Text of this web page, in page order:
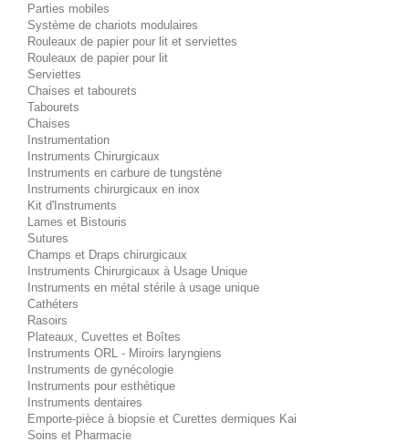
Parties mobiles
Système de chariots modulaires
Rouleaux de papier pour lit et serviettes
Rouleaux de papier pour lit
Serviettes
Chaises et tabourets
Tabourets
Chaises
Instrumentation
Instruments Chirurgicaux
Instruments en carbure de tungstène
Instruments chirurgicaux en inox
Kit d'Instruments
Lames et Bistouris
Sutures
Champs et Draps chirurgicaux
Instruments Chirurgicaux à Usage Unique
Instruments en métal stérile à usage unique
Cathéters
Rasoirs
Plateaux, Cuvettes et Boîtes
Instruments ORL - Miroirs laryngiens
Instruments de gynécologie
Instruments pour esthétique
Instruments dentaires
Emporte-pièce à biopsie et Curettes dermiques Kai
Soins et Pharmacie